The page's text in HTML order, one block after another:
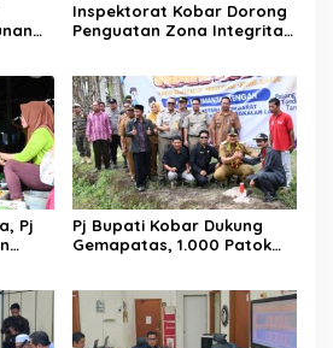
Inspektorat Kobar Dorong
Penguatan Zona Integritas
Pj
Pj Bupati Kobar Dukung
Gemapatas, 1.000 Patok